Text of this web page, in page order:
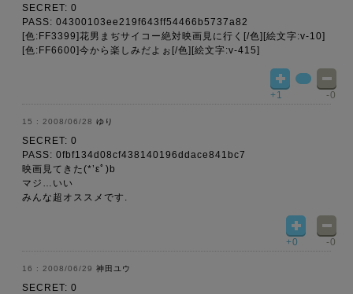
SECRET: 0
PASS: 04300103ee219f643ff54466b5737a82
[色:FF3399]花男まぢサイコー絶対映画見に行く[/色][絵文字:v-10]
[色:FF6600]今から楽しみだよぉ[/色][絵文字:v-415]
+1 -0
2008/06/28 ゆり
SECRET: 0
PASS: 0fbf134d08cf438140196ddace841bc7
映画見てきた(*’εﾟ)b
マジ…いい
みんな超オススメです.
+0 -0
2008/06/29 神田ユウ
SECRET: 0